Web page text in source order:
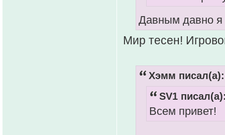
Давным давно я
Мир тесен!
Хэмм писал(а):
SV1
Всем привет!